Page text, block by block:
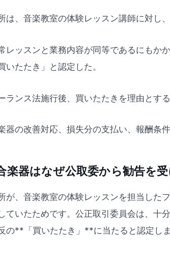
は、音楽教室の体験レッスン講師に対し、
レッスンと業務内容が同等であるにもか
いたたき」と認定した。
ランス法施行後、買いたたきを理由とする
器の改善対応、損失分の支払い、報酬条
楽器はなぜ公取委から勧告を
が、音楽教室の体験レッスンを担当した
ていたためです。公正取引委員会は、十
の**「買いたたき」**に当たると認定しま